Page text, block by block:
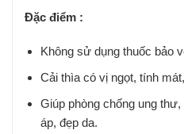
Đặc điểm :
Không sử dụng thuốc bảo
Cải thìa có vị ngọt, tính
Giúp phòng chống ung
áp, đẹp da.